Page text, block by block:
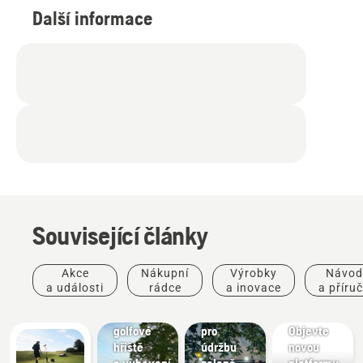
Další informace
Související články
Akce
a události
Nákupní
rádce
Výrobky
a inovace
a
Golfová
hřiště
Sekačky
golfové
hřiště
Obce
pro
údržbu
Objevte
novou